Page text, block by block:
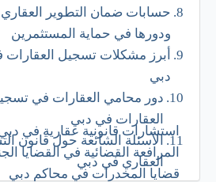
استشارات قانونية عقارية في
المرافعة القضائية في القضايا
قضايا المخدرات في محاكم دبي
حسابات ضمان التطوير العقاري
ودورها في حماية المستثمرين
أبرز مشكلات تسجيل العقارات
دبي
دور محامي العقارات في
العقارات في دبي
الأسئلة الشائعة حول قانون
العقاري في دبي